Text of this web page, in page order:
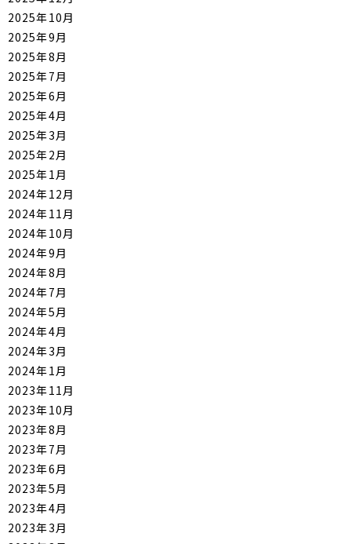
2025年10月
2025年9月
2025年8月
2025年7月
2025年6月
2025年4月
2025年3月
2025年2月
2025年1月
2024年12月
2024年11月
2024年10月
2024年9月
2024年8月
2024年7月
2024年5月
2024年4月
2024年3月
2024年1月
2023年11月
2023年10月
2023年8月
2023年7月
2023年6月
2023年5月
2023年4月
2023年3月